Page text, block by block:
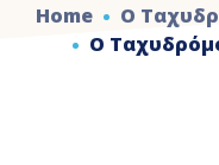
Home
Ο
Ο